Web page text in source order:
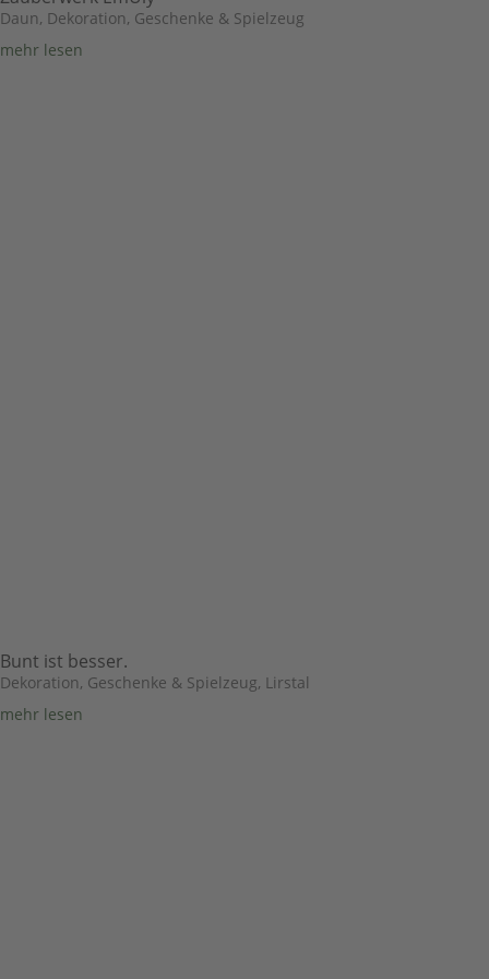
Daun, Dekoration, Geschenke & Spielzeug
mehr lesen
Bunt ist besser.
Dekoration, Geschenke & Spielzeug, Lirstal
mehr lesen